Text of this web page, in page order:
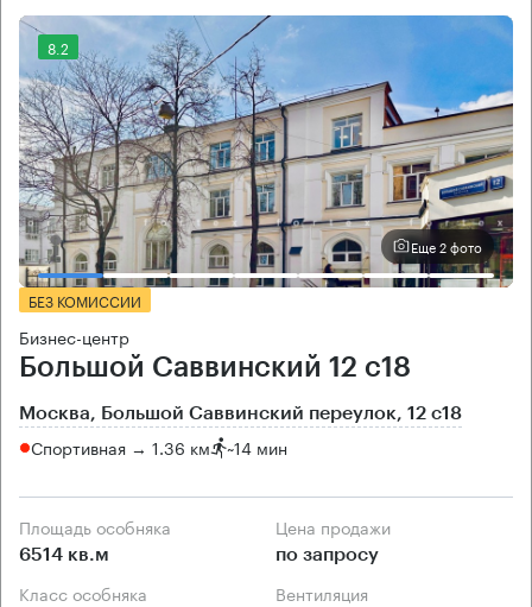
8.2
Еще 2 фото
БЕЗ КОМИССИИ
Бизнес-центр
Большой Саввинский 12 с18
Москва, Большой Саввинский переулок, 12 с18
Спортивная → 1.36 км ~14 мин
Площадь особняка
6514 кв.м
Цена продажи
по запросу
Класс особняка Вентиляция